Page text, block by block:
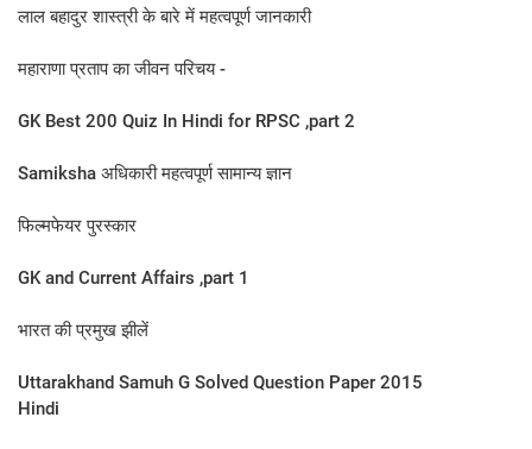
लाल बहादुर शास्‍त्री के बारे में महत्‍वपूर्ण जानकारी
महाराणा प्रताप का जीवन प‍रिचय -
GK Best 200 Quiz In Hindi for RPSC ,part 2
Samiksha अधिकारी महत्वपूर्ण सामान्य ज्ञान
फिल्मफेयर पुरस्कार
GK and Current Affairs ,part 1
भारत की प्रमुख झीलें
Uttarakhand Samuh G Solved Question Paper 2015
Hindi